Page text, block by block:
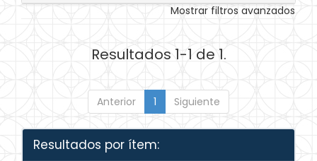
Mostrar filtros avanzados
Resultados 1-1 de 1.
Anterior 1 Siguiente
Resultados por ítem: